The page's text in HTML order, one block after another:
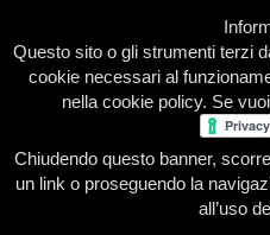
Home Presentazione
Questo sito o gli strumenti terzi
cookie necessari al
nella cookie policy. Se
Chiudendo questo banner,
un link o proseguendo la
all’uso